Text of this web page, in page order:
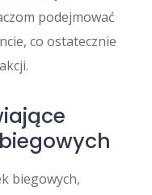
podejmować
co ostatecznie
biegowych,